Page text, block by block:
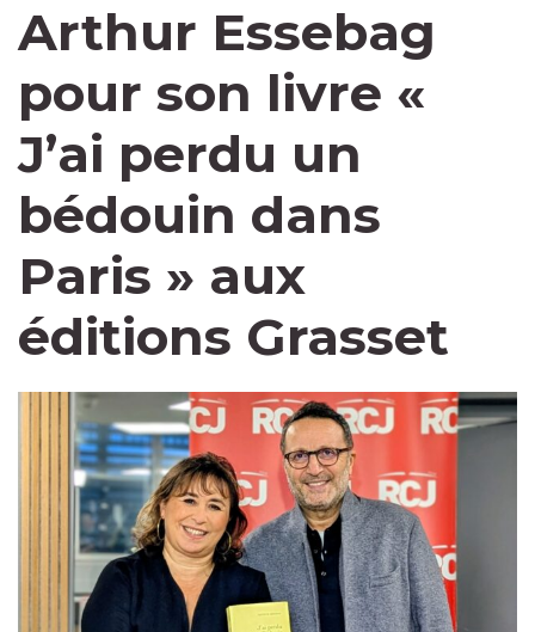
Arthur Essebag
pour son livre «
J’ai perdu un
bédouin dans
Paris » aux
éditions Grasset